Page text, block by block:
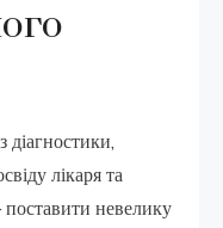
діагностики,
лікаря та
невелику